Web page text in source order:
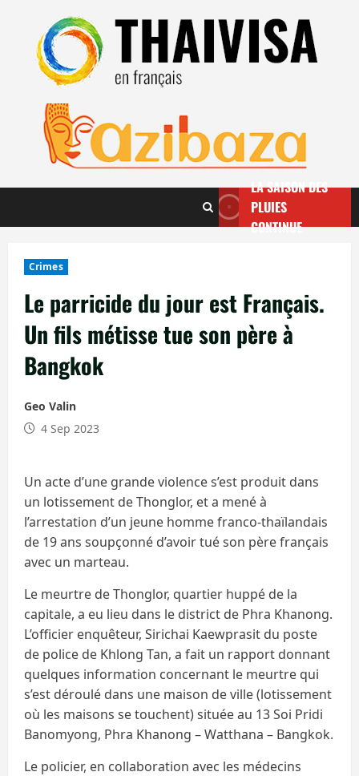
contenu
LA SAISON DES
PLUIES
CONTINUE
Crimes
Le parricide du jour est Français.
Un fils métisse tue son père à
Bangkok
Geo Valin
4 Sep 2023
Un acte d’une grande violence s’est produit dans
un lotissement de Thonglor, et a mené à
l’arrestation d’un jeune homme franco-thaïlandais
de 19 ans soupçonné d’avoir tué son père français
avec un marteau.
Le meurtre de Thonglor, quartier huppé de la
capitale, a eu lieu dans le district de Phra Khanong.
L’officier enquêteur, Sirichai Kaewprasit du poste
de police de Khlong Tan, a fait un rapport donnant
quelques information concernant le meurtre qui
s’est déroulé dans une maison de ville (lotissement
où les maisons se touchent) située au 13 Soi Pridi
Banomyong, Phra Khanong – Watthana – Bangkok.
Le policier, en collaboration avec les médecins